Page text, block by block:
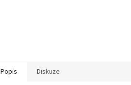
Popis Diskuze